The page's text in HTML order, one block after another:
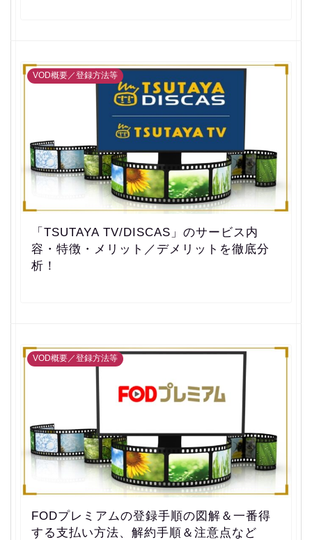
VOD概要／登録方法等
「TSUTAYA TV/DISCAS」のサービス内
容・特徴・メリット／デメリットを徹底分
析！
VOD概要／登録方法等
FODプレミアムの登録手順の図解＆一番得
する支払い方法、解約手順＆注意点など